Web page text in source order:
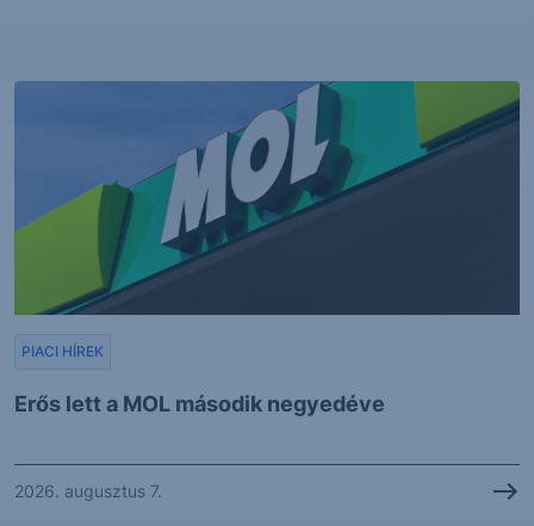
Erős lett a MOL második negyedéve
PIACI HÍREK
2026. augusztus 7.